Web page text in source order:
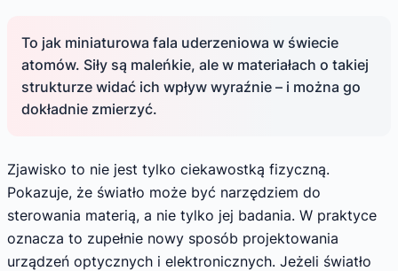
To jak miniaturowa fala uderzeniowa w świecie
atomów. Siły są maleńkie, ale w materiałach o takiej
strukturze widać ich wpływ wyraźnie – i można go
dokładnie zmierzyć.
Zjawisko to nie jest tylko ciekawostką fizyczną.
Pokazuje, że światło może być narzędziem do
sterowania materią, a nie tylko jej badania. W praktyce
oznacza to zupełnie nowy sposób projektowania
urządzeń optycznych i elektronicznych. Jeżeli światło